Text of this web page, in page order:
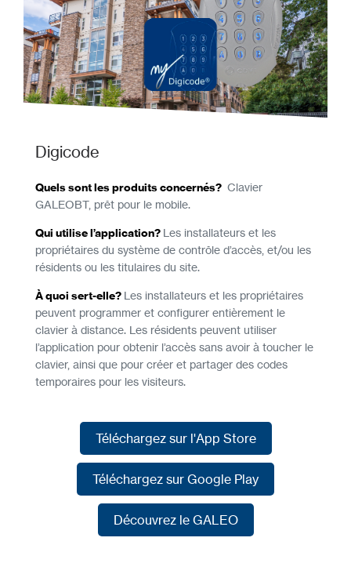
Digicode
Quels sont les produits concernés? Clavier
GALEOBT, prêt pour le mobile.
Qui utilise l’application? Les installateurs et les
propriétaires du système de contrôle d’accès, et/ou les
résidents ou les titulaires du site.
À quoi sert-elle? Les installateurs et les propriétaires
peuvent programmer et configurer entièrement le
clavier à distance. Les résidents peuvent utiliser
l’application pour obtenir l’accès sans avoir à toucher le
clavier, ainsi que pour créer et partager des codes
temporaires pour les visiteurs.
Téléchargez sur l'App Store
Téléchargez sur l'App Store
Téléchargez sur Google Play
Téléchargez sur Google Play
Découvrez le GALEO